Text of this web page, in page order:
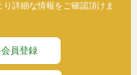
詳細な情報をご確認頂けま
員登録